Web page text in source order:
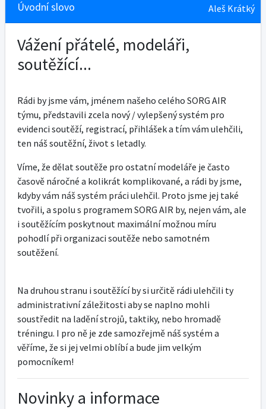
Úvodní slovo Aleš Krátký
Vážení přátelé, modeláři,
soutěžící...
Rádi by jsme vám, jménem našeho celého SORG AIR
týmu, představili zcela nový / vylepšený systém pro
evidenci soutěží, registrací, přihlášek a tím vám ulehčili,
ten náš soutěžní, život s letadly.
Víme, že dělat soutěže pro ostatní modeláře je často
časově náročné a kolikrát komplikované, a rádi by jsme,
kdyby vám náš systém práci ulehčil. Proto jsme jej také
tvořili, a spolu s programem SORG AIR by, nejen vám, ale
i soutěžícím poskytnout maximální možnou míru
pohodlí při organizaci soutěže nebo samotném
soutěžení.
Na druhou stranu i soutěžící by si určitě rádi ulehčili ty
administrativní záležitosti aby se naplno mohli
soustředit na ladění strojů, taktiky, nebo hromadě
tréningu. I pro ně je zde samozřejmě náš systém a
věříme, že si jej velmi oblíbí a bude jim velkým
pomocníkem!
Novinky a informace